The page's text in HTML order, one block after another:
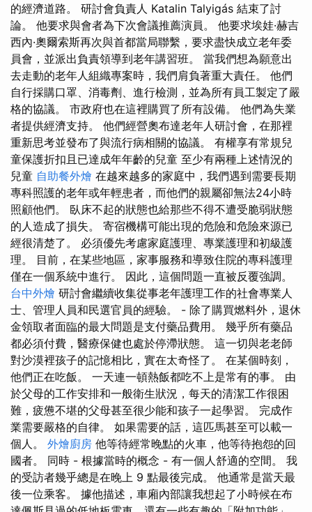
的經濟道路。 研討會負責人 Katalin Talyigás 結束了討
論。 他要求與會者為下次會議推薦演員。 他要求埃娃·赫吉
西內·奧爾索斯再次與首都當局聯繫，要求盡快成立老年委
員會，並派出負責領導到老年講習班。 當我們想為願意出
去走動的老年人組織專案時，我們肩負著重大責任。 他們
自行採購口罩、消毒劑、進行檢測，並為所有員工製定了嚴
格的協議。 市政府也在這裡購買了所有設備。 他們為失業
者提供經濟支持。 他們經營奧布達老年人研討會，在那裡
重新思考並發布了與流行病相關的協議。 有權享有常規兒
童保護折扣且已達成年年齡的兒童 至少有兩種上述情況的
兒童 自助餐外燴 在越來越多的家庭中，我們遇到需要長期
專科照護的老年或年輕患者，而他們的親屬卻無法24小時
照顧他們。 臥床不起的狀態也給那些不得不遭受脆弱狀態
的人造成了損失。 寄宿機構可能出現的危險和危險來源已
經很清楚了。 必須優先考慮家庭護理、專業護理和初級護
理。 目前，在某些地區，家事服務和導致住院的專科護理
僅在一個系統中進行。 因此，這個問題一直被反覆強調。
台中外燴 研討會繼續收集從事老年護理工作的社會專業人
士、管理人員和民選官員的經驗。 - 除了購買燃料外，退休
金領取者面臨的最大問題是支付藥品費用。 幾乎所有藥品
都必須付費，醫療保健也處於停滯狀態。 這一切與老老師
對沙漠裡孩子的記憶相比，實在太奇怪了。 在某個時刻，
他們正在吃飯。 一天連一頓熱飯都吃不上是常有的事。 由
於父母的工作安排和一般衛生狀況，每天的清潔工作很困
難，疲憊不堪的父母甚至很少能和孩子一起學習。 完成作
業需要嚴格的自律。 如果需要的話，這匹馬甚至可以載一
個人。 外燴廚房 他等待經常晚點的火車，他等待抱怨的回
國者。 同時 - 根據當時的概念 - 有一個人舒適的空間。 我
的受訪者幾乎總是在晚上 9 點最後完成。 他通常是當天最
後一位乘客。 據他描述，車廂內部讓我想起了小時候在布